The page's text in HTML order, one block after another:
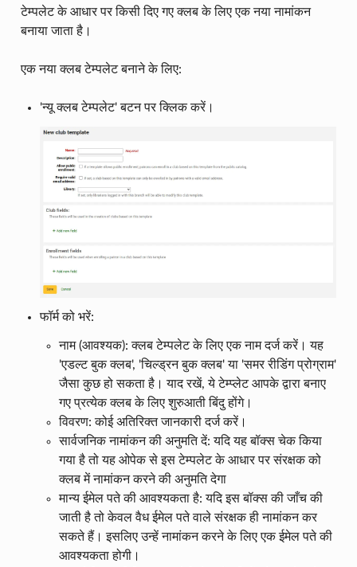
टेम्पलेट के आधार पर किसी दिए गए क्लब के लिए एक नया नामांकन
बनाया जाता है।
एक नया क्लब टेम्पलेट बनाने के लिए:
'न्यू क्लब टेम्पलेट' बटन पर क्लिक करें।
फॉर्म को भरें:
नाम (आवश्यक): क्लब टेम्पलेट के लिए एक नाम दर्ज करें। यह
'एडल्ट बुक क्लब', 'चिल्ड्रन बुक क्लब' या 'समर रीडिंग प्रोग्राम'
जैसा कुछ हो सकता है। याद रखें, ये टेम्प्लेट आपके द्वारा बनाए
गए प्रत्येक क्लब के लिए शुरुआती बिंदु होंगे।
विवरण: कोई अतिरिक्त जानकारी दर्ज करें।
सार्वजनिक नामांकन की अनुमति दें: यदि यह बॉक्स चेक किया
गया है तो यह ओपेक से इस टेम्पलेट के आधार पर संरक्षक को
क्लब में नामांकन करने की अनुमति देगा
मान्य ईमेल पते की आवश्यकता है: यदि इस बॉक्स की जाँच की
जाती है तो केवल वैध ईमेल पते वाले संरक्षक ही नामांकन कर
सकते हैं। इसलिए उन्हें नामांकन करने के लिए एक ईमेल पते की
आवश्यकता होगी।